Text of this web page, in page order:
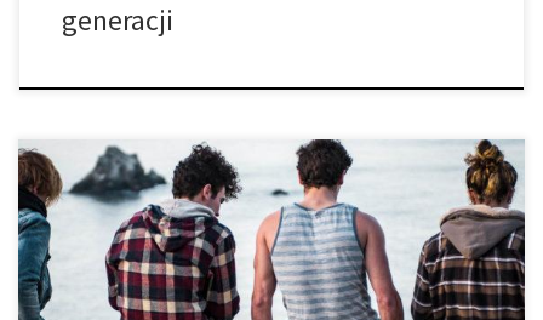
generacji
Przegląd badań dotyczących CBD wskazuje na
przeciwpsychotyczne działanie kannabinoidów. Przegląd
holenderskich badań nad kannabidiolem (CBD), kannabinoidem
znajdującym się w marihuanie, wykazuje, iż CBD jest bardziej
skuteczne w zmniejszaniu epizodów psychotycznych niż obecnie